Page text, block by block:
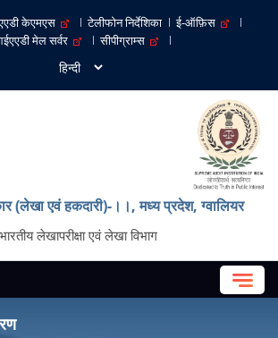
केएमएस टेलीफोन निर्देशिका
ई-ऑफ़िस
मेल सर्वर
सीपीग्राम्स
(लेखा एवं हकदारी)-।।, मध्‍य प्रदेश, ग्‍वालियर
भारतीय लेखापरीक्षा एवं लेखा विभाग